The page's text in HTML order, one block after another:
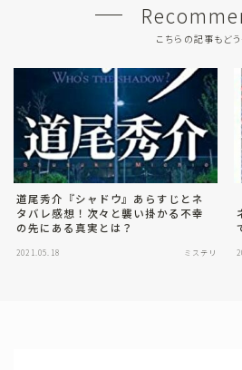
こちらの記事もど
道尾秀介『シャドウ』あらすじとネ
タバレ感想！次々と襲い掛かる不幸
の先にある真実とは？
2021.05.18 ミステリ